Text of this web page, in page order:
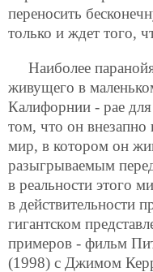
переносить
только и ждет того,
Наиболее
живущего в
Калифорнии - рае для
том, что он внезапно
мир, в котором он
разыгрываемым
в реальности этого
в действительности
гигантском
примеров - фильм
(1998) с Джимом